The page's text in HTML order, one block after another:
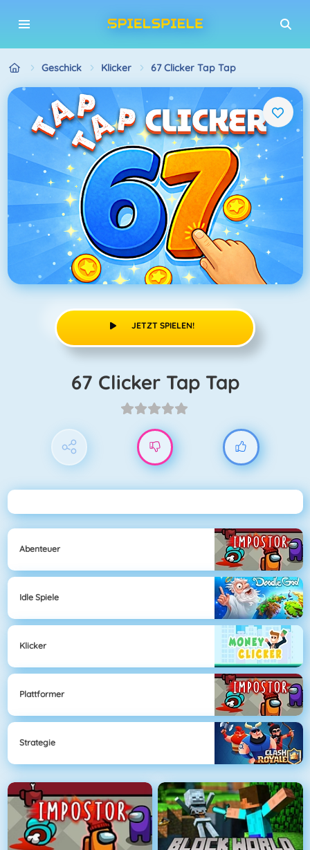
Geschick Klicker 67 Clicker Tap Tap
JETZT SPIELEN!
67 Clicker Tap Tap
Abenteuer
Idle Spiele
Klicker
Plattformer
Strategie